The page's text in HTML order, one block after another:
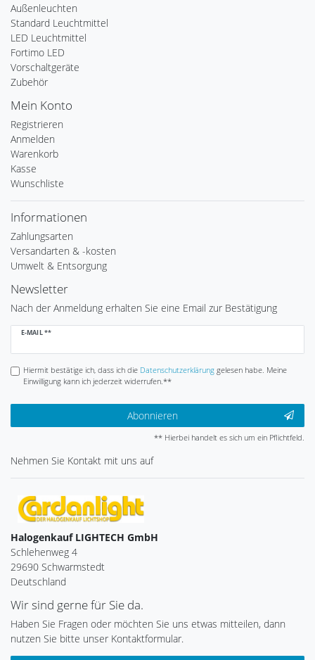
Außenleuchten
Standard Leuchtmittel
LED Leuchtmittel
Fortimo LED
Vorschaltgeräte
Zubehör
Mein Konto
Registrieren
Anmelden
Warenkorb
Kasse
Wunschliste
Informationen
Zahlungsarten
Versandarten & -kosten
Umwelt & Entsorgung
Newsletter
Nach der Anmeldung erhalten Sie eine Email zur Bestätigung
E-MAIL **
Newsletter
Hiermit bestätige ich, dass ich die Daten­schutz­erklärunggelesen habe. Meine
Einwilligung kann ich jederzeit widerrufen.**
Abonnieren
** Hierbei handelt es sich um ein Pflichtfeld.
Nehmen Sie Kontakt mit uns auf
Halogenkauf LIGHTECH GmbH
Schlehenweg 4
29690 Schwarmstedt
Deutschland
Wir sind gerne für Sie da.
Haben Sie Fragen oder möchten Sie uns etwas mitteilen, dann
nutzen Sie bitte unser Kontaktformular.